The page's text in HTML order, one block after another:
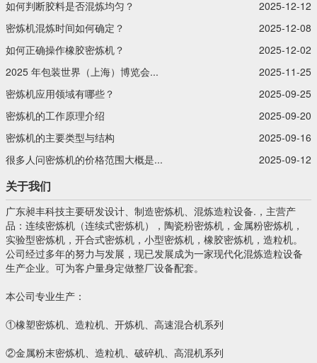
如何判断胶料是否混炼均匀？
2025-12-12
密炼机混炼时间如何确定？
2025-12-08
如何正确操作橡胶密炼机？
2025-12-02
2025 年包装世界（上海）博览会...
2025-11-25
密炼机应用领域有哪些？
2025-09-25
密炼机的工作原理介绍
2025-09-20
密炼机的主要类型与结构
2025-09-16
很多人问密炼机的价格范围大概是...
2025-09-12
关于我们
广东昶丰科技主要研发设计、制造密炼机、混炼造粒设备.，主营产
品：连续密炼机（连续式密炼机），陶瓷粉密炼机，金属粉密炼机，
实验型密炼机，开合式密炼机，小型密炼机，橡胶密炼机，造粒机。
公司经过多年的努力与发展，现已发展成为一家现代化混炼造粒设备
生产企业。可为客户量身定做整厂设备配套。
本公司专业生产：
①橡塑密炼机、造粒机、开炼机、高速混合机系列
②金属粉末密炼机、造粒机、破碎机、高混机系列